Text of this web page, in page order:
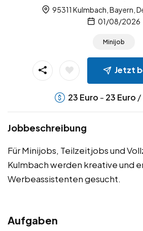
95311 Kulmbach, Bayern,
01/08/2026
Minijob
Jetzt
23 Euro - 23 Euro /
Jobbeschreibung
Für Minijobs, Teilzeitjobs und
Kulmbach werden kreative und
Werbeassistenten gesucht.
Aufgaben